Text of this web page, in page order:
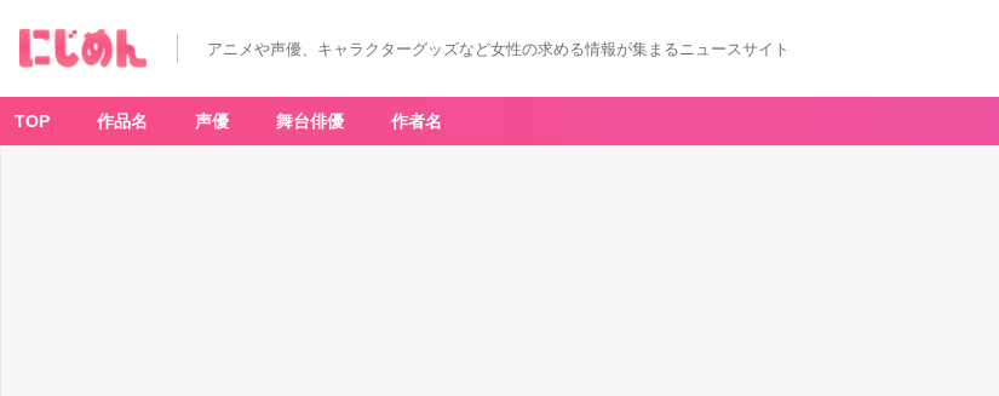
アニメや声優、キャラクターグッズなど女性の求める情報が集まるニュースサイト
TOP 作品名 声優 舞台俳優 作者名